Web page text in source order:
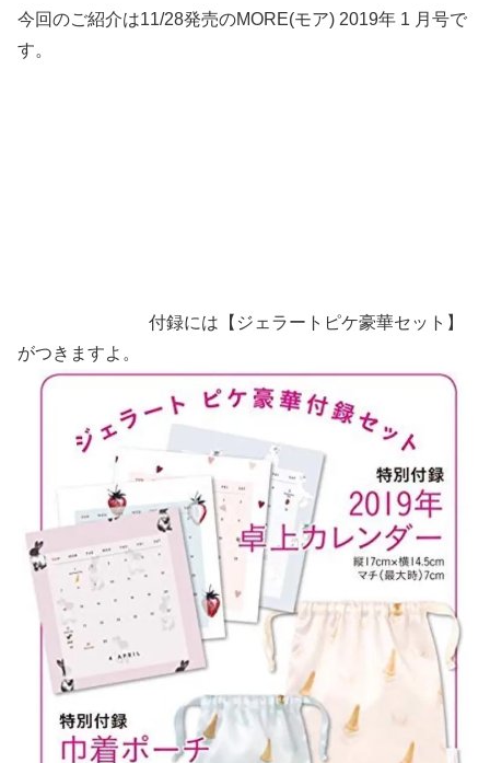
今回のご紹介は11/28発売のMORE(モア) 2019年 1 月号で
す。
付録には【ジェラートピケ豪華セット】
がつきますよ。